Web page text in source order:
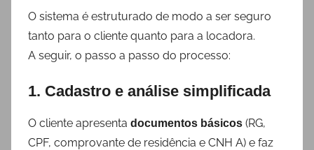
O sistema é estruturado de modo a ser seguro
tanto para o cliente quanto para a locadora.
A seguir, o passo a passo do processo:
1. Cadastro e análise simplificada
O cliente apresenta documentos básicos (RG,
CPF, comprovante de residência e CNH A) e faz